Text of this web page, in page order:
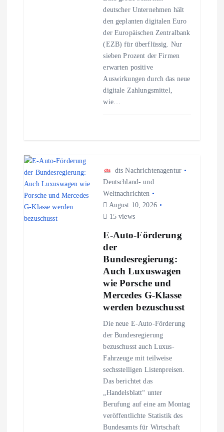
deutscher Unternehmen hält
den geplanten digitalen Euro
der Europäischen Zentralbank
(EZB) für überflüssig. Nur
sieben Prozent der Firmen
erwarten positive
Auswirkungen durch das neue
digitale Zahlungsmittel,
wie…
dts Nachrichtenagentur
Deutschland- und
Weltnachrichten
August 10, 2026
15 views
E-Auto-Förderung
der
Bundesregierung:
Auch Luxuswagen
wie Porsche und
Mercedes G-Klasse
werden bezuschusst
Die neue E-Auto-Förderung
der Bundesregierung
bezuschusst auch Luxus-
Fahrzeuge mit teilweise
sechsstelligen Listenpreisen.
Das berichtet das
„Handelsblatt“ unter
Berufung auf eine am Montag
veröffentlichte Statistik des
Bundesamts für Wirtschaft